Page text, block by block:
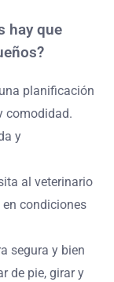
hay que
planificación
comodidad.
y
al veterinario
condiciones
segura y bien
de pie, girar y